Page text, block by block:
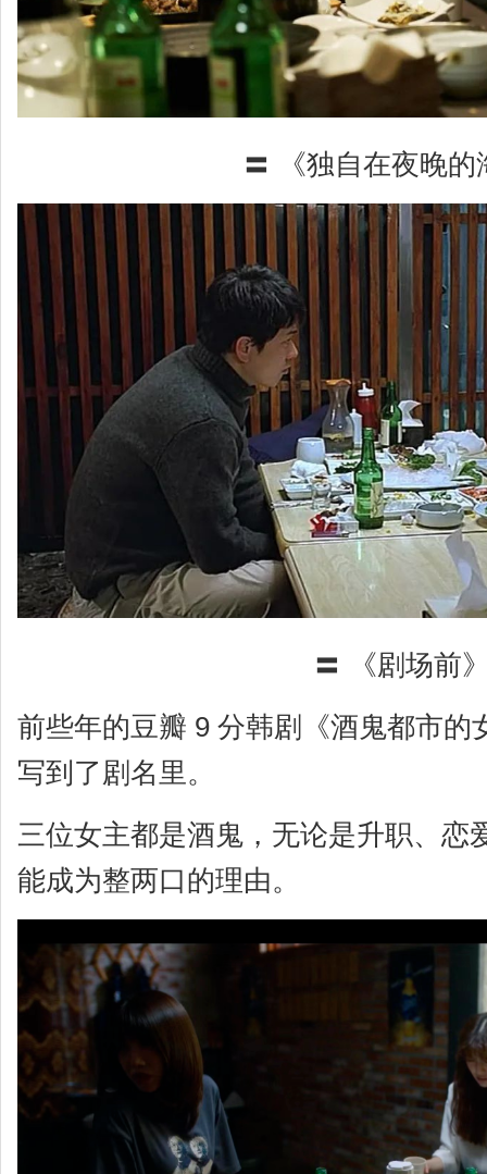
〓 《独自在夜晚的
〓 《剧场前
前些年的豆瓣 9 分韩剧《酒鬼都市的
写到了剧名里。
三位女主都是酒鬼，无论是升职、恋
能成为整两口的理由。